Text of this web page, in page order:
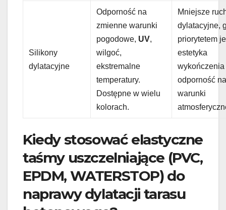
Silikony
dylatacyjne
Odporność na
zmienne warunki
pogodowe, UV,
wilgoć,
ekstremalne
temperatury.
Dostępne w wielu
kolorach.
Mniejsze
dylatacyjne,
priorytetem
estetyka
wykończenia
odporność
warunki
Kiedy stosować elastyczne
taśmy uszczelniające (PVC,
EPDM, WATERSTOP) do
naprawy dylatacji tarasu